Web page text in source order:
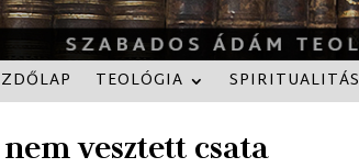
TEOLÓGIA SPIRITUALITÁS
vesztett csata